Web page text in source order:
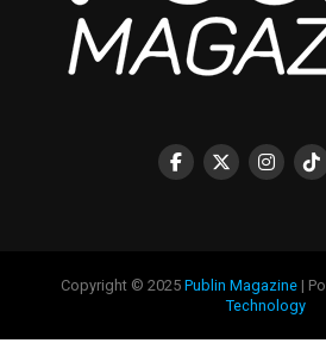
Copyright © 2025Publin Magazine |
Technology